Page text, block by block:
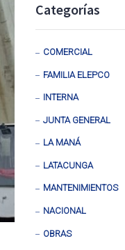
Categorías
COMERCIAL
FAMILIA ELEPCO
INTERNA
JUNTA GENERAL
LA MANÁ
LATACUNGA
MANTENIMIENTOS
NACIONAL
OBRAS